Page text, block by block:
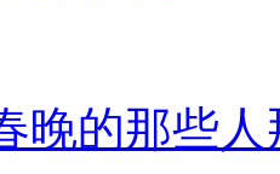
晚的那些